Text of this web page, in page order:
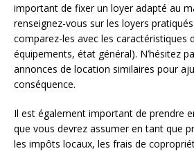
important de fixer un loyer adapté au
renseignez-vous sur les loyers
comparez-les avec les caractéristiques
équipements, état général). N’hésitez
annonces de location similaires pour
conséquence.
Il est également important de prendre
que vous devrez assumer en tant que
les impôts locaux, les frais de